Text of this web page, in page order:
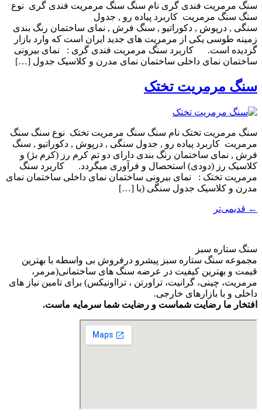
سنگ مرمریت فندی گری نام سنگ سنگ مرمریت فندی گری نوع
سنگ سنگ مرمریت کاربرد پیاده رو , جدول
سنگی , درپوش , دکوراتیو , سنگ فرش , نمای ساختمان رنگ بندی
زمینه طوسی یکی از مرمریت های جدید ایران است که وارد بازار
گردیده است. کاربرد سنگ مرمریت فندی گری : نمای بیرونی
ساختمان نمای داخلی ساختمان نمای مدرن و کلاسیک جدول […]
سنگ مرمریت تختک
سنگ مرمریت تختک نام سنگ سنگ مرمریت تختک نوع سنگ سنگ
مرمریت کاربرد پیاده رو , جدول سنگی , درپوش , دکوراتیو , سنگ
فرش , نمای ساختمان رنگ بندی دارای دو تم کرم رز (کرم بژ) و
کلاسیک رز (دودی) استحصال و فرآوری میگردد. کاربرد سنگ
مرمریت تختک : نمای بیرونی ساختمان نمای داخلی ساختمان نمای
مدرن و کلاسیک جدول سنگی (با […]
← قدیمی‌تر
سنگ ستاره سبز
مجموعه سنگ ستاره سبز پیشرو درفروش بی واسطه با بهترین
قیمت و بهترین کیفیت در عرضه سنگ های ساختمانی(مرمر،
مرمریت، چینی، گرانیت، تراورتن ، ترااونیکس) برای تامین نیاز های
داخلی و با بازارهای خارجی.
افتخار ما رضایت شماست و رضایت شما سرمایه ماست.